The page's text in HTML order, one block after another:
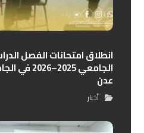
انطلاق امتحانات الفصل
الجامعي
عدن
أخبار